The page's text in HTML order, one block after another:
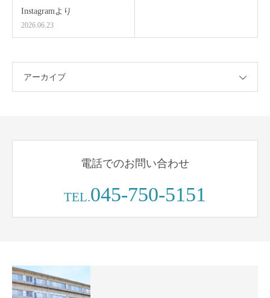
Instagramより
2026.06.23
アーカイブ
電話でのお問い合わせ
TEL.045-750-5151